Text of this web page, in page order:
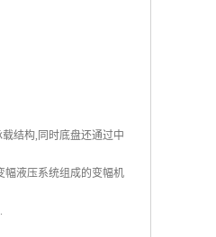
结构,同时底盘还通过中
幅液压系统组成的变幅机